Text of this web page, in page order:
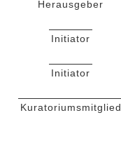
Herausgeber
Initiator
Initiator
Kuratoriumsmitglied